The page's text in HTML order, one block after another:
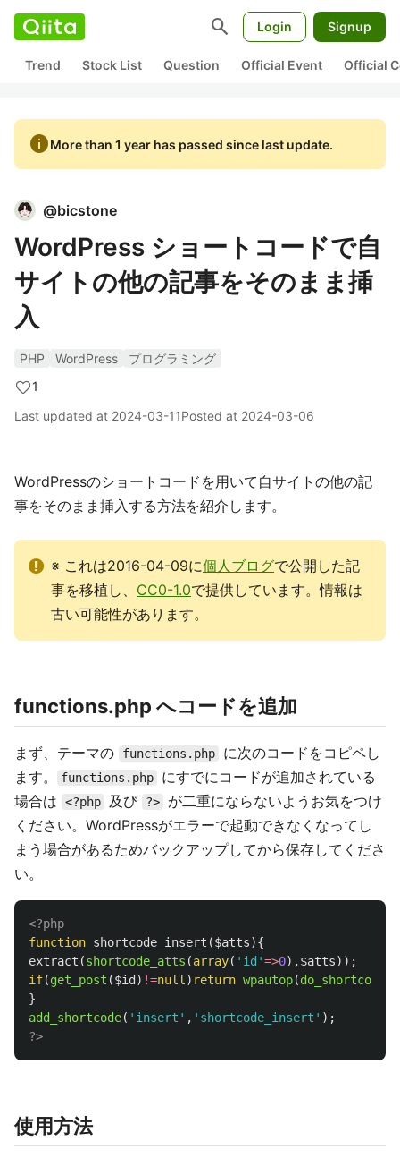
search Login Signup
Trend Stock List Question Official Event Official
infoMore than 1 year has passed since last update.
@bicstone
WordPress ショートコードで自
サイトの他の記事をそのまま挿
入
PHP WordPress
プログラミング
1
Last updated at 2024-03-11Posted at 2024-03-06
WordPressのショートコードを用いて自サイトの他の記
事をそのまま挿入する方法を紹介します。
※ これは2016-04-09に個人ブログで公開した記
事を移植し、 CC0-1.0で提供しています。情報は
古い可能性があります。
functions.php へコードを追加
まず、テーマの functions.php
に次のコードをコピペし
ます。
functions.php
にすでにコードが追加されている
場合は
<?php 及び ?>
が二重にならないようお気をつけ
ください。WordPressがエラーで起動できなくなってし
まう場合があるためバックアップしてから保存してくださ
い。
<?php
function shortcode_insert ($atts){
extract (shortcode_atts (array( 'id'=>0),$atts));
if(get_post ($id ) !=null ) return wpautop(do_shortcode
}
add_shortcode( 'insert' , 'shortcode_insert' );
?>
使用方法